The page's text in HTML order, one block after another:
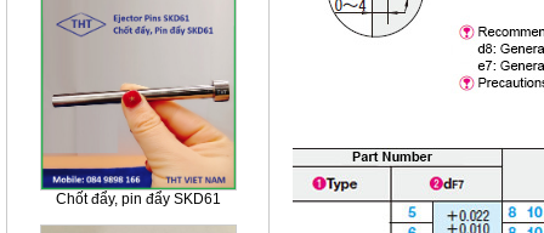
Chốt đẩy, pin đẩy SKD61